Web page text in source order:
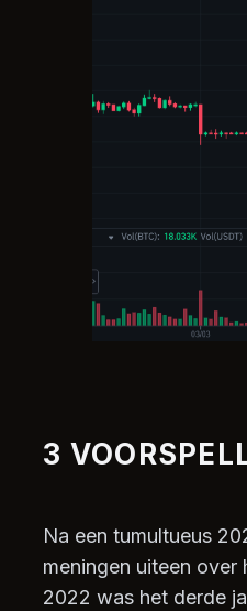
3
Na een tumultueus
meningen uiteen
2022 was het derde